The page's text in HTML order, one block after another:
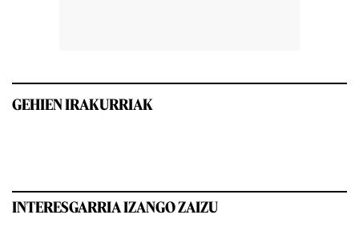
GEHIEN IRAKURRIAK
INTERESGARRIA IZANGO ZAIZU